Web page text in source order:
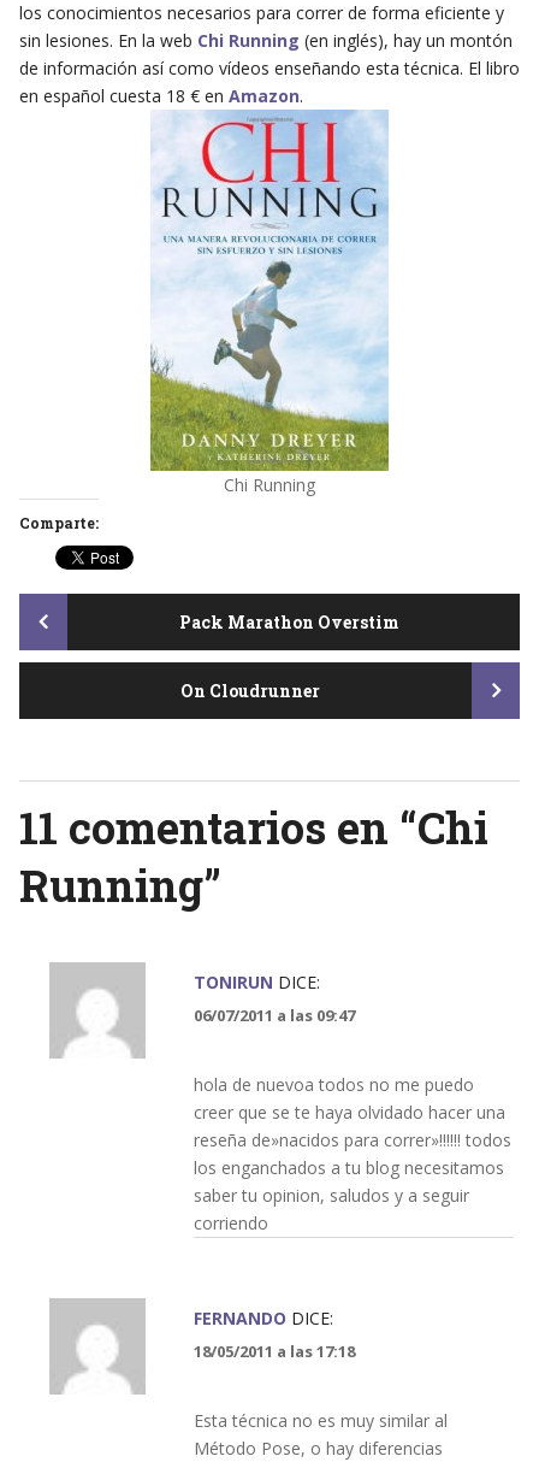
los conocimientos necesarios para correr de forma eficiente y
sin lesiones. En la web Chi Running (en inglés), hay un montón
de información así como vídeos enseñando esta técnica. El libro
en español cuesta 18 € en Amazon.
Chi Running
Comparte:
Post
navigation
Pack Marathon Overstim
On Cloudrunner
11 comentarios en “Chi
Running”
TONIRUN DICE:
06/07/2011 a las 09:47
hola de nuevoa todos no me puedo
creer que se te haya olvidado hacer una
reseña de»nacidos para correr»!!!!!! todos
los enganchados a tu blog necesitamos
saber tu opinion, saludos y a seguir
corriendo
FERNANDO DICE:
18/05/2011 a las 17:18
Esta técnica no es muy similar al
Método Pose, o hay diferencias